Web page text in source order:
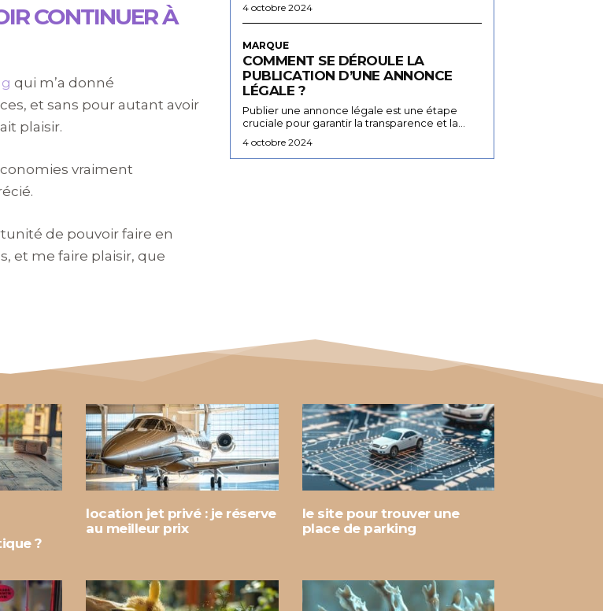
CONTINUER À
qui m’a donné
et sans pour autant avoir
plaisir.
vraiment
de pouvoir faire en
et me faire plaisir, que
4 octobre 2024
MARQUE
COMMENT SE DÉROULE LA
PUBLICATION D’UNE ANNONCE
LÉGALE ?
Publier une annonce légale est une étape
cruciale pour garantir la transparence et la...
4 octobre 2024
?
location jet privé : je réserve
au meilleur prix
le site pour trouver une
place de parking